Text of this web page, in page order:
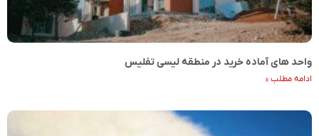
واحد های آماده خرید در منطقه لیسی تفلیس
ادامه مطلب »